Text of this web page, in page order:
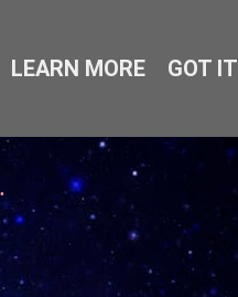
LEARN MORE GOT IT